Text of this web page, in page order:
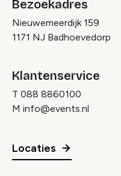
Bezoekadres
Nieuwemeerdijk 159
1171 NJ Badhoevedorp
Klantenservice
T 088 8860100
M info@events.nl
Locaties